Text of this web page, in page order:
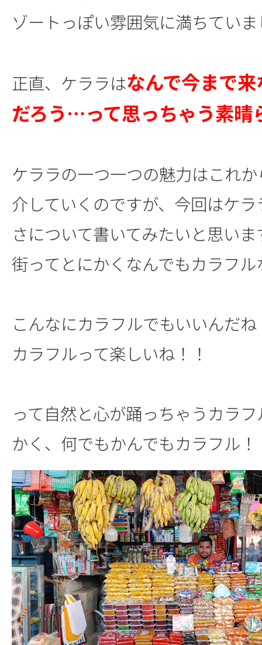
ゾートっぽい雰囲気に満ちてい
正直、ケララはなんで今まで
だろう…って思っちゃう素晴
ケララの一つ一つの魅力はこれ
介していくのですが、今回はケ
さについて書いてみたいと思い
街ってとにかくなんでもカラフル
こんなにカラフルでもいいんだ
カラフルって楽しいね！！
って自然と心が踊っちゃうカラ
かく、何でもかんでもカラフル！